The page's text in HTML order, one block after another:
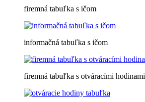
firemná tabuľka s ičom
informačná tabuľka s ičom
firemná tabuľka s otváracími hodinami